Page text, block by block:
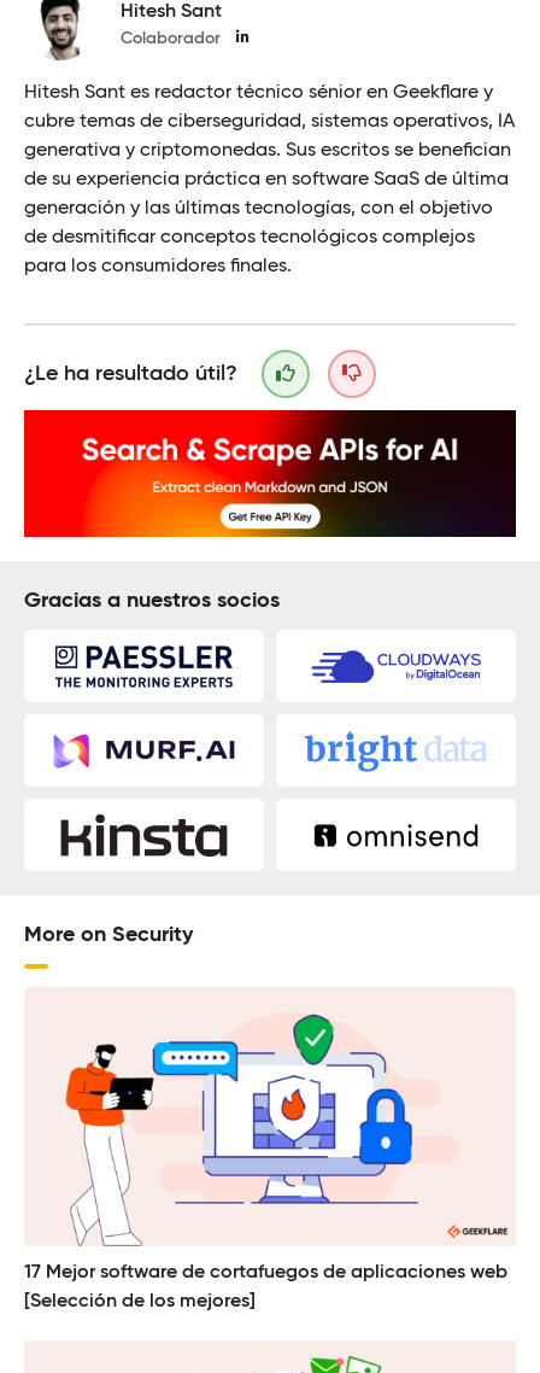
Hitesh Sant
Colaborador
Hitesh Sant es redactor técnico sénior en Geekflare y
cubre temas de ciberseguridad, sistemas operativos, IA
generativa y criptomonedas. Sus escritos se benefician
de su experiencia práctica en software SaaS de última
generación y las últimas tecnologías, con el objetivo
de desmitificar conceptos tecnológicos complejos
para los consumidores finales.
¿Le ha resultado útil?
Gracias a nuestros socios
More on Security
17 Mejor software de cortafuegos de aplicaciones web
[Selección de los mejores]